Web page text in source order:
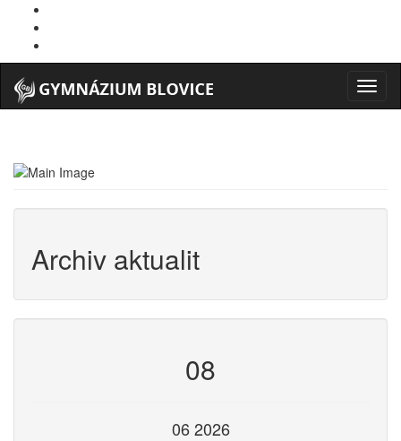
Menu
Archiv aktualit
08
06 2026